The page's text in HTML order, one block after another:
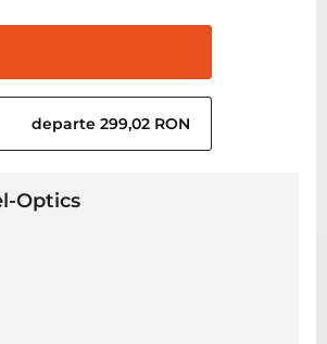
departe 299,02 RON
Optics